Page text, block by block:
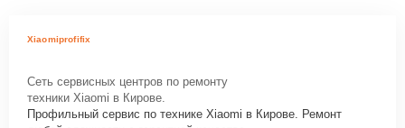
Xiaomiprofifix
Сеть сервисных центров по ремонту
техники Xiaomi в Кирове.
Профильный сервис по технике Xiaomi в Кирове. Ремонт